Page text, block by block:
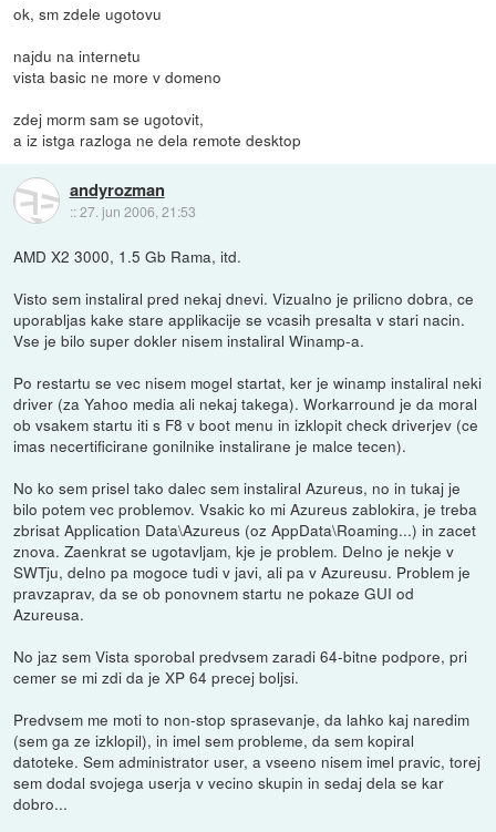
ok, sm zdele ugotovu
najdu na internetu
vista basic ne more v domeno
zdej morm sam se ugotovit,
a iz istga razloga ne dela remote desktop
andyrozman
::27. jun 2006, 21:53
AMD X2 3000, 1.5 Gb Rama, itd.
Visto sem instaliral pred nekaj dnevi. Vizualno je prilicno dobra, ce
uporabljas kake stare applikacije se vcasih presalta v stari nacin.
Vse je bilo super dokler nisem instaliral Winamp-a.
Po restartu se vec nisem mogel startat, ker je winamp instaliral neki
driver (za Yahoo media ali nekaj takega). Workarround je da moral
ob vsakem startu iti s F8 v boot menu in izklopit check driverjev (ce
imas necertificirane gonilnike instalirane je malce tecen).
No ko sem prisel tako dalec sem instaliral Azureus, no in tukaj je
bilo potem vec problemov. Vsakic ko mi Azureus zablokira, je treba
zbrisat Application Data\Azureus (oz AppData\Roaming...) in zacet
znova. Zaenkrat se ugotavljam, kje je problem. Delno je nekje v
SWTju, delno pa mogoce tudi v javi, ali pa v Azureusu. Problem je
pravzaprav, da se ob ponovnem startu ne pokaze GUI od
Azureusa.
No jaz sem Vista sporobal predvsem zaradi 64-bitne podpore, pri
cemer se mi zdi da je XP 64 precej boljsi.
Predvsem me moti to non-stop sprasevanje, da lahko kaj naredim
(sem ga ze izklopil), in imel sem probleme, da sem kopiral
datoteke. Sem administrator user, a vseeno nisem imel pravic, torej
sem dodal svojega userja v vecino skupin in sedaj dela se kar
dobro...